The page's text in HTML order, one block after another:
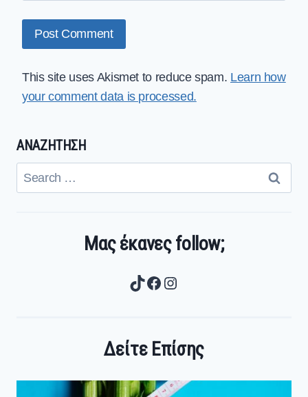
This site uses Akismet to reduce spam. Learn how
your comment data is processed.
ΑΝΑΖΗΤΗΣΗ
Search
for:
Μας έκανες follow;
TikTok
Facebook
Instagram
Δείτε Επίσης